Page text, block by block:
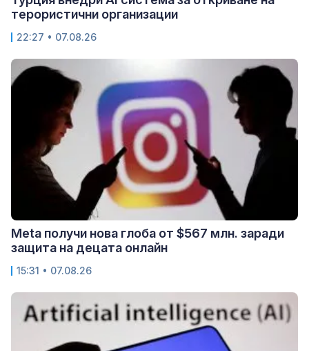
терористични организации
22:27 • 07.08.26
Meta получи нова глоба от $567 млн. заради
защита на децата онлайн
15:31 • 07.08.26